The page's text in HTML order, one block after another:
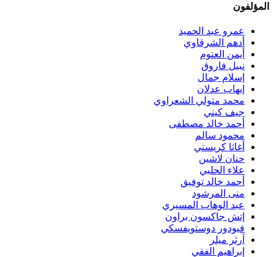
المؤلفون
عمرو عبد الحميد
أدهم الشرقاوي
أيمن العتوم
نبيل فاروق
إسلام جمال
إيهاب عدلان
محمد متولي الشعراوي
جيف كيني
أحمد خالد مصطفى
محمود سالم
أغاثا كريستي
حنان لاشين
علاء الحلبي
أحمد خالد توفيق
منى المرشود
عبد الوهاب المسيري
إتش جاكسون براون
فيودور دوستويفسكي
آرثر ميلر
إبراهيم الفقي